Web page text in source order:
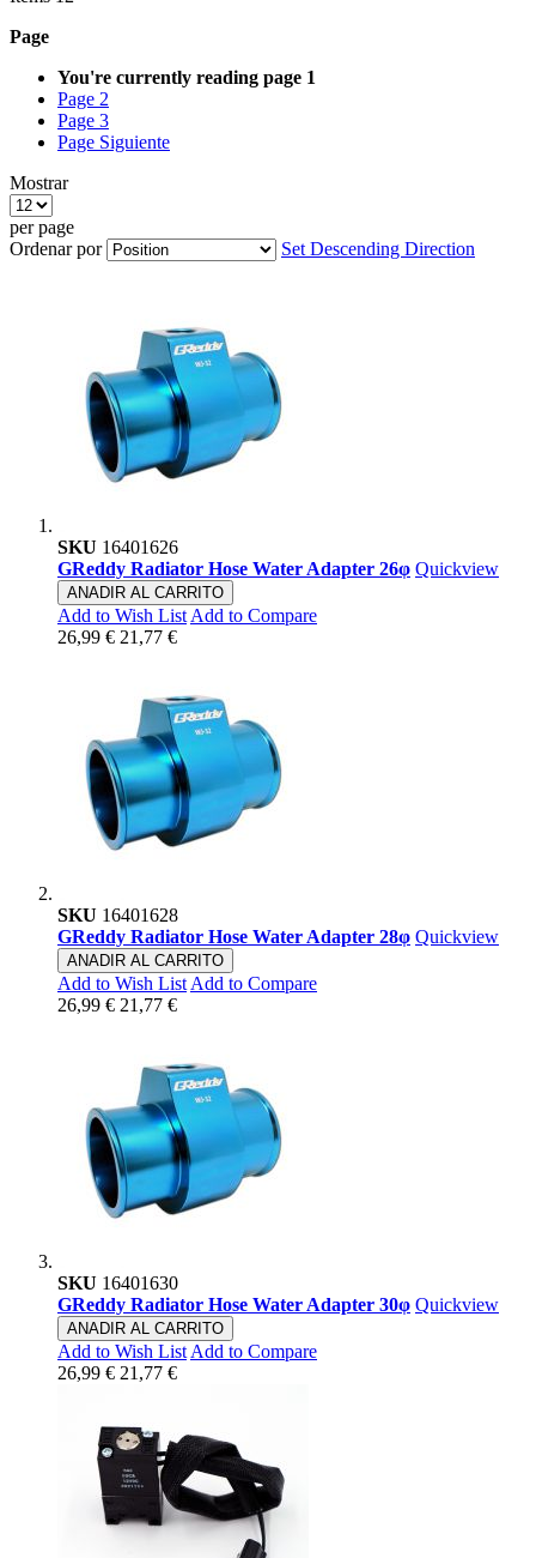
Page
You're currently reading page 1
Page 2
Page 3
Page Siguiente
Mostrar
per page
Ordenar por
Set Descending Direction
SKU 16401626
GReddy Radiator Hose Water Adapter 26φ Quickview
ANADIR AL CARRITO
Add to Wish List Add to Compare
26,99 € 21,77 €
SKU 16401628
GReddy Radiator Hose Water Adapter 28φ Quickview
ANADIR AL CARRITO
Add to Wish List Add to Compare
26,99 € 21,77 €
SKU 16401630
GReddy Radiator Hose Water Adapter 30φ Quickview
ANADIR AL CARRITO
Add to Wish List Add to Compare
26,99 € 21,77 €